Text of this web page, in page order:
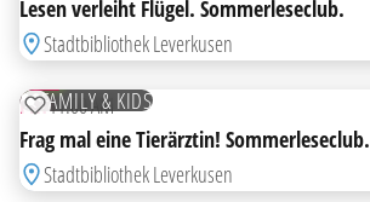
Lesen verleiht Flügel. Sommerleseclub.
Stadtbibliothek Leverkusen
14
FAMILY & KIDS
ADD TO WATCHLIST
FRI11:00 AM
Frag mal eine Tierärztin! Sommerleseclub.
Stadtbibliothek Leverkusen
14